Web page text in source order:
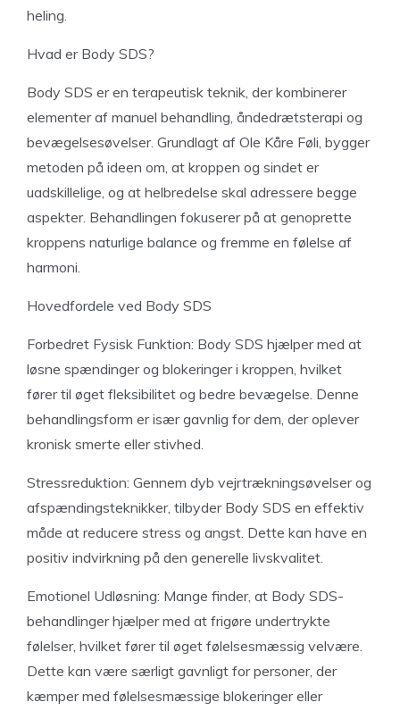
heling.
Hvad er Body SDS?
Body SDS er en terapeutisk teknik, der kombinerer
elementer af manuel behandling, åndedrætsterapi og
bevægelsesøvelser. Grundlagt af Ole Kåre Føli, bygger
metoden på ideen om, at kroppen og sindet er
uadskillelige, og at helbredelse skal adressere begge
aspekter. Behandlingen fokuserer på at genoprette
kroppens naturlige balance og fremme en følelse af
harmoni.
Hovedfordele ved Body SDS
Forbedret Fysisk Funktion: Body SDS hjælper med at
løsne spændinger og blokeringer i kroppen, hvilket
fører til øget fleksibilitet og bedre bevægelse. Denne
behandlingsform er især gavnlig for dem, der oplever
kronisk smerte eller stivhed.
Stressreduktion: Gennem dyb vejrtrækningsøvelser og
afspændingsteknikker, tilbyder Body SDS en effektiv
måde at reducere stress og angst. Dette kan have en
positiv indvirkning på den generelle livskvalitet.
Emotionel Udløsning: Mange finder, at Body SDS-
behandlinger hjælper med at frigøre undertrykte
følelser, hvilket fører til øget følelsesmæssig velvære.
Dette kan være særligt gavnligt for personer, der
kæmper med følelsesmæssige blokeringer eller